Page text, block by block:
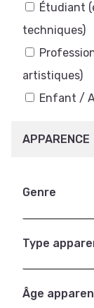
Étudiant
techniques)
artistiques)
Enfant /
APPARENCE
Genre
Type
Âge